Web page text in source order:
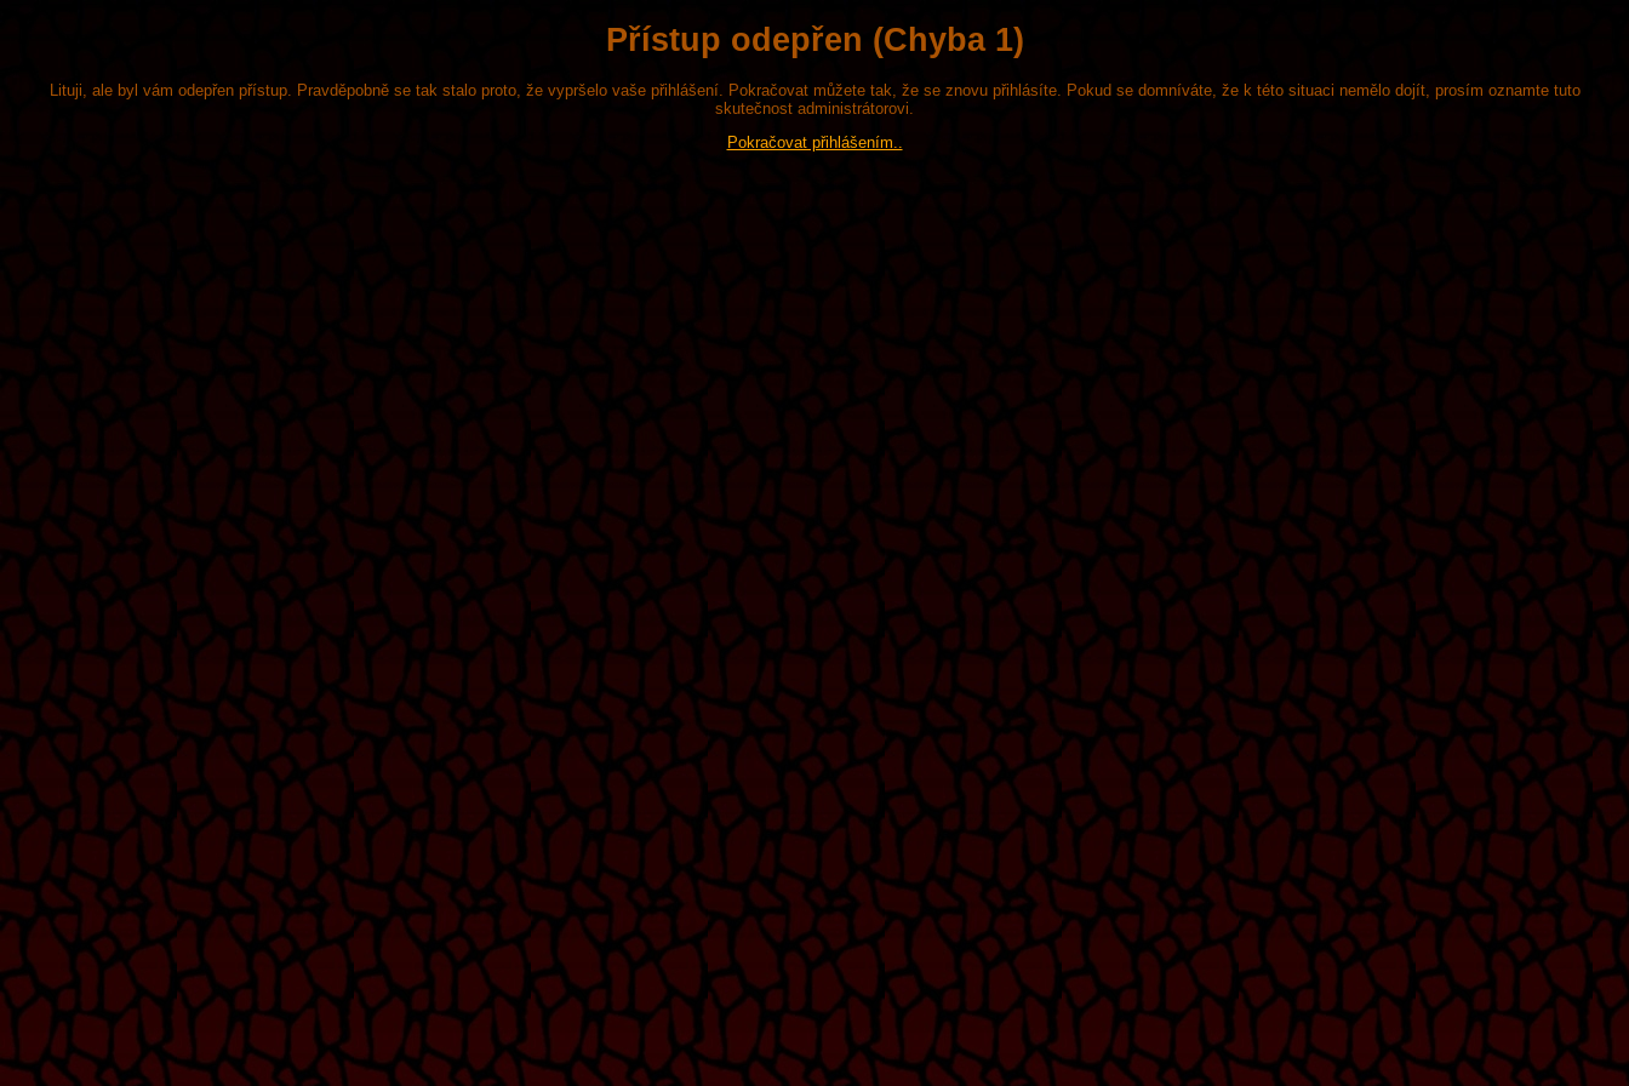
Přístup odepřen (Chyba 1)
Lituji, ale byl vám odepřen přístup. Pravděpobně se tak stalo proto, že vypršelo vaše přihlášení. Pokračovat můžete tak, že se znovu přihlásíte. Pokud se domníváte, že k této situaci nemělo dojít, prosím oznamte tuto
skutečnost administrátorovi.
Pokračovat přihlášením..